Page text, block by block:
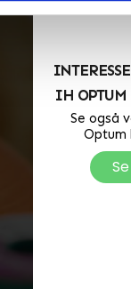
IH OPTUM
Se også
Optum